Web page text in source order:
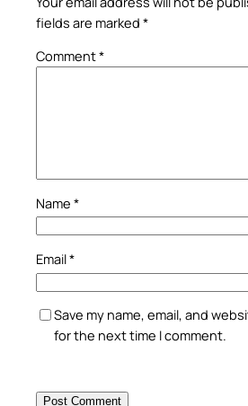
fields are marked *
Comment*
Name *
Email*
Save my name, email, and
for the next time I comment.